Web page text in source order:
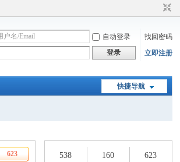
自动登录
找回密码
登录 立即注册
快捷导航
623 538 160 623